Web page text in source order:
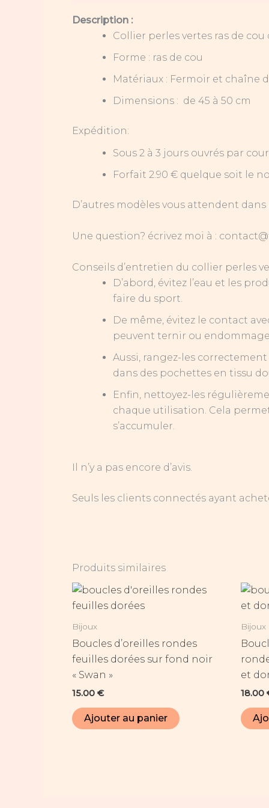
Description :
Collier perles vertes ras de
Forme : ras de cou
Matériaux : Fermoir et chaîne
Dimensions : de 45 à 50 cm
Expédition:
Sous 2 à 3 jours ouvrés par
Forfait 2.90 € quelque soit le
D’autres modèles vous attendent dans
Une question? écrivez moi à :
Conseils d’entretien du collier perles
D’abord, évitez l’eau et les
faire du sport.
De même, évitez le contact
peuvent ternir ou
Aussi, rangez-les
dans des pochettes en tissu
Enfin, nettoyez-les
chaque utilisation. Cela
s’accumuler.
Il n’y a pas encore d’avis.
Seuls les clients connectés ayant
Produits similaires
Bijoux
Boucles d’oreilles rondes
feuilles dorées sur fond noir
« Swan »
15.00 €
Ajouter au panier
Bijoux
et
18.00